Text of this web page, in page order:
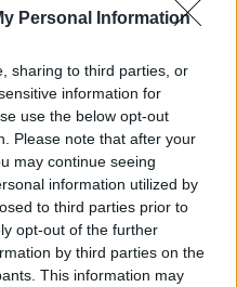
Personal Information
sharing to third parties, or
information for
use the below opt-out
Please note that after your
may continue seeing
information utilized by
to third parties prior to
opt-out of the further
by third parties on the
This information may
más amenas tus
y amigos, ya que
de calor para
buena compañía.